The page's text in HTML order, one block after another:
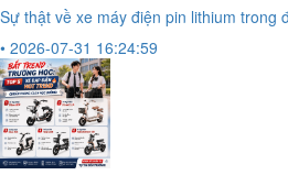
Sự thật về xe máy điện pin lithium trong
• 2026-07-31 16:24:59